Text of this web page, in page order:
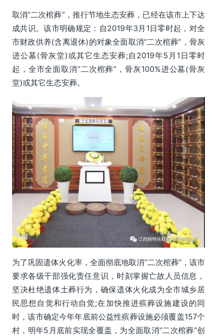
取消“二次棺葬”，推行节地生态安葬，已经在该市上下达
成共识。该市明确规定：自2019年3月1日零时起，对全
市财政供养(含离退休)的对象全面取消“二次棺葬”，骨灰
进公墓(骨灰堂)或其它生态安葬;自2019年5月1日零时
起，全市全面取消“二次棺葬”，骨灰100%进公墓(骨灰
堂)或其它生态安葬。
为了巩固遗体火化率，全面彻底地取消“二次棺葬”，该市
要求各级干部强化责任意识，时刻掌握亡故人员信息，
坚决杜绝遗体土葬行为，确保遗体火化成为全市城乡居
民思想自觉和行动自觉;在加快推进殡葬设施建设的同
时，该市确定今年年底前公益性殡葬设施必须覆盖157个
村，明年5月底前实现全覆盖，为全面取消“二次棺葬”创